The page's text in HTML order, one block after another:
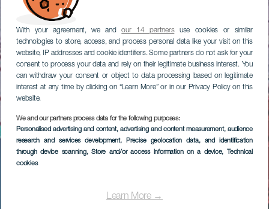
With your agreement, we andour 14 partnersuse cookies or similar
technologies to store, access, and process personal data like your visit on this
website, IP addresses and cookie identifiers. Some partners do not ask for your
consent to process your data and rely on their legitimate business interest. You
can withdraw your consent or object to data processing based on legitimate
interest at any time by clicking on “Learn More” or in our Privacy Policy on this
website.
We and our partners process data for the following purposes:
Personalised advertising and content, advertising and content measurement, audience
research and services development, Precise geolocation data, and identification
through device scanning, Store and/or access information on a device, Technical
cookies
Learn More →